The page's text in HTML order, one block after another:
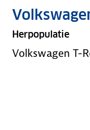
Herpopulatie
Volkswagen T-